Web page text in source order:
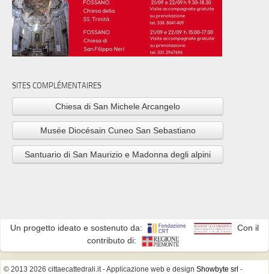
SITES COMPLÉMENTAIRES
Chiesa di San Michele Arcangelo
Musée Diocésain Cuneo San Sebastiano
Santuario di San Maurizio e Madonna degli alpini
Un progetto ideato e sostenuto da:
Con il
contributo di:
© 2013 2026 cittaecattedrali.it- Applicazione web e design Showbyte srl -